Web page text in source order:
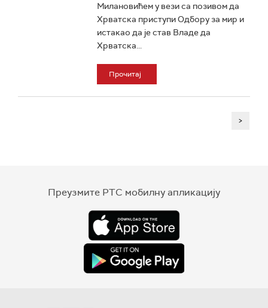
Милановићем у вези са позивом да
Хрватска приступи Одбору за мир и
истакао да је став Владе да
Хрватска...
Прочитај
>
Преузмите РТС мобилну апликацију